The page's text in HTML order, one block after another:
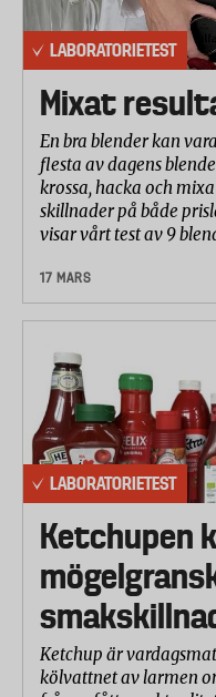
LABORATORIETEST
Mixat
En bra blender kan
flesta av dagens
krossa, hacka och
skillnader på både
visar vårt test av 9
17 MARS
LABORATORIETEST
Ketchupen
Ketchup är
kölvattnet av larmen